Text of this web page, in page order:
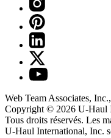
Web Team Associates,
Copyright © 2026 U-Haul
Tous droits réservés. Les
U-Haul International, Inc.